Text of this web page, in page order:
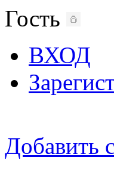
Гость
ВХОД
Добавить